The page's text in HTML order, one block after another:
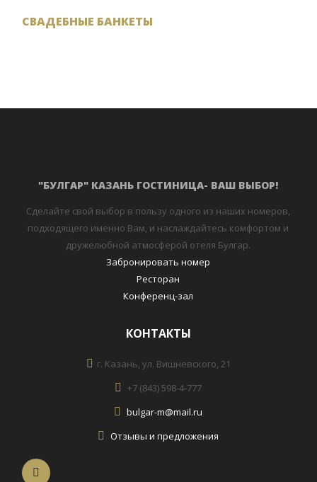
СВАДЕБНЫЕ БАНКЕТЫ
"БУЛГАР" КАЗАНЬ ГОСТИНИЦА- ВАШ ВЫБОР!
Сделайте свой выбор в пользу одного из наших номеров,
подходящего именно Вам, и наслаждайтесь комфортом и
дружелюбной атмосферой отеля Булгар.
Забронировать номер
Ресторан
Конференц-зал
КОНТАКТЫ
г. Казань, ул. Вишневского, 21
+7 (843) 598-4-777
bulgar-m@mail.ru
Отзывы и предложения